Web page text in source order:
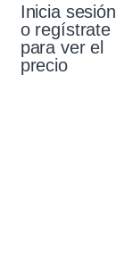
Electrico
Inicia sesión
o regístrate
para ver el
precio